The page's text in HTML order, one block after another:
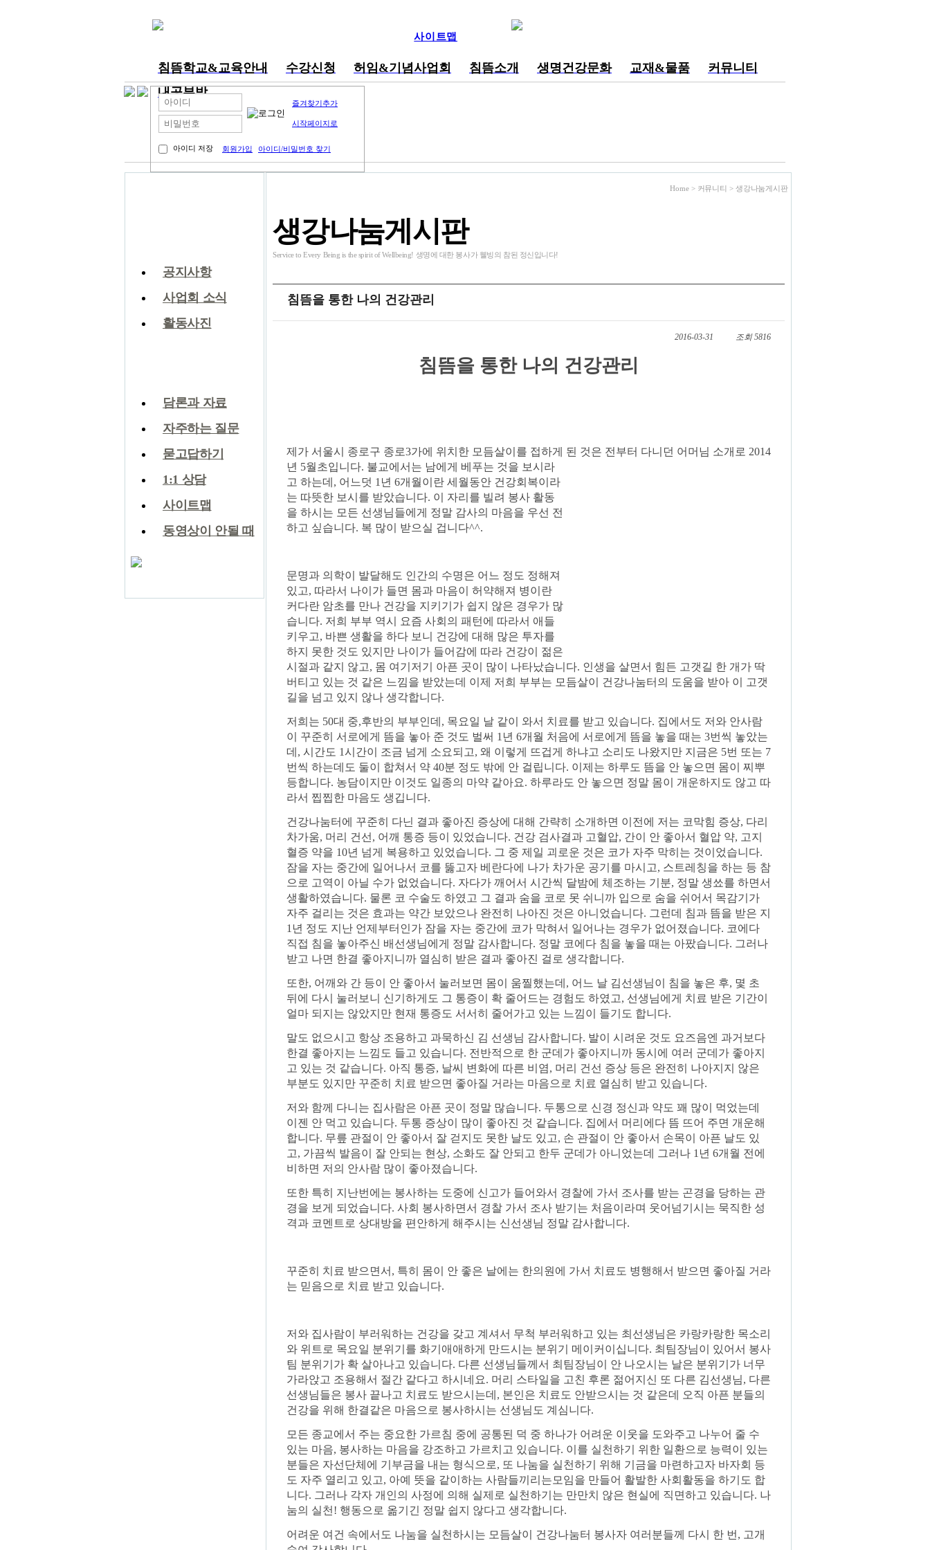
사이트맵
침뜸학교&교육안내 수강신청 허임&기념사업회 침뜸소개 생명건강문화 교재&물품
커뮤니티
내공부방
즐겨찾기추가
시작페이지로
아이디 저장 회원가입 아이디/비밀번호 찾기
공지사항
사업회 소식
활동사진
담론과 자료
자주하는 질문
묻고답하기
1:1 상담
사이트맵
동영상이 안될 때
생강나눔게시판
Service to Every Being is the spirit of Wellbeing! 생명에 대한 봉사가 웰빙의 참된 정신입니다!
Home > 커뮤니티 > 생강나눔게시판
침뜸을 통한 나의 건강관리
2016-03-31 조회 5816
침뜸을 통한 나의 건강관리
제가 서울시 종로구 종로3가에 위치한 모듬살이를 접하게 된 것은 전부터 다니던 어머님 소개로 2014
년 5월초입니다. 불교에서는 남에게 베푸는 것을 보시라
고 하는데, 어느덧 1년 6개월이란 세월동안 건강회복이라
는 따뜻한 보시를 받았습니다. 이 자리를 빌려 봉사 활동
을 하시는 모든 선생님들에게 정말 감사의 마음을 우선 전
하고 싶습니다. 복 많이 받으실 겁니다^^.
문명과 의학이 발달해도 인간의 수명은 어느 정도 정해져
있고, 따라서 나이가 들면 몸과 마음이 허약해져 병이란
커다란 암초를 만나 건강을 지키기가 쉽지 않은 경우가 많
습니다. 저희 부부 역시 요즘 사회의 패턴에 따라서 애들
키우고, 바쁜 생활을 하다 보니 건강에 대해 많은 투자를
하지 못한 것도 있지만 나이가 들어감에 따라 건강이 젊은
시절과 같지 않고, 몸 여기저기 아픈 곳이 많이 나타났습니다. 인생을 살면서 힘든 고갯길 한 개가 딱
버티고 있는 것 같은 느낌을 받았는데 이제 저희 부부는 모듬살이 건강나눔터의 도움을 받아 이 고갯
길을 넘고 있지 않나 생각합니다.
저희는 50대 중,후반의 부부인데, 목요일 날 같이 와서 치료를 받고 있습니다. 집에서도 저와 안사람
이 꾸준히 서로에게 뜸을 놓아 준 것도 벌써 1년 6개월 처음에 서로에게 뜸을 놓을 때는 3번씩 놓았는
데, 시간도 1시간이 조금 넘게 소요되고, 왜 이렇게 뜨겁게 하냐고 소리도 나왔지만 지금은 5번 또는 7
번씩 하는데도 둘이 합쳐서 약 40분 정도 밖에 안 걸립니다. 이제는 하루도 뜸을 안 놓으면 몸이 찌뿌
등합니다. 농담이지만 이것도 일종의 마약 같아요. 하루라도 안 놓으면 정말 몸이 개운하지도 않고 따
라서 찝찝한 마음도 생깁니다.
건강나눔터에 꾸준히 다닌 결과 좋아진 증상에 대해 간략히 소개하면 이전에 저는 코막힘 증상, 다리
차가움, 머리 건선, 어깨 통증 등이 있었습니다. 건강 검사결과 고혈압, 간이 안 좋아서 혈압 약, 고지
혈증 약을 10년 넘게 복용하고 있었습니다. 그 중 제일 괴로운 것은 코가 자주 막히는 것이었습니다.
잠을 자는 중간에 일어나서 코를 뚫고자 베란다에 나가 차가운 공기를 마시고, 스트레칭을 하는 등 참
으로 고역이 아닐 수가 없었습니다. 자다가 깨어서 시간씩 달밤에 체조하는 기분, 정말 생쑈를 하면서
생활하였습니다. 물론 코 수술도 하였고 그 결과 숨을 코로 못 쉬니까 입으로 숨을 쉬어서 목감기가
자주 걸리는 것은 효과는 약간 보았으나 완전히 나아진 것은 아니었습니다. 그런데 침과 뜸을 받은 지
1년 정도 지난 언제부터인가 잠을 자는 중간에 코가 막혀서 일어나는 경우가 없어졌습니다. 코에다
직접 침을 놓아주신 배선생님에게 정말 감사합니다. 정말 코에다 침을 놓을 때는 아팠습니다. 그러나
받고 나면 한결 좋아지니까 열심히 받은 결과 좋아진 걸로 생각합니다.
또한, 어깨와 간 등이 안 좋아서 눌러보면 몸이 움찔했는데, 어느 날 김선생님이 침을 놓은 후, 몇 초
뒤에 다시 눌러보니 신기하게도 그 통증이 확 줄어드는 경험도 하였고, 선생님에게 치료 받은 기간이
얼마 되지는 않았지만 현재 통증도 서서히 줄어가고 있는 느낌이 들기도 합니다.
말도 없으시고 항상 조용하고 과묵하신 김 선생님 감사합니다. 발이 시려운 것도 요즈음엔 과거보다
한결 좋아지는 느낌도 들고 있습니다. 전반적으로 한 군데가 좋아지니까 동시에 여러 군데가 좋아지
고 있는 것 같습니다. 아직 통증, 날씨 변화에 따른 비염, 머리 건선 증상 등은 완전히 나아지지 않은
부분도 있지만 꾸준히 치료 받으면 좋아질 거라는 마음으로 치료 열심히 받고 있습니다.
저와 함께 다니는 집사람은 아픈 곳이 정말 많습니다. 두통으로 신경 정신과 약도 꽤 많이 먹었는데
이젠 안 먹고 있습니다. 두통 증상이 많이 좋아진 것 같습니다. 집에서 머리에다 뜸 뜨어 주면 개운해
합니다. 무릎 관절이 안 좋아서 잘 걷지도 못한 날도 있고, 손 관절이 안 좋아서 손목이 아픈 날도 있
고, 가끔씩 발음이 잘 안되는 현상, 소화도 잘 안되고 한두 군데가 아니었는데 그러나 1년 6개월 전에
비하면 저의 안사람 많이 좋아졌습니다.
또한 특히 지난번에는 봉사하는 도중에 신고가 들어와서 경찰에 가서 조사를 받는 곤경을 당하는 관
경을 보게 되었습니다. 사회 봉사하면서 경찰 가서 조사 받기는 처음이라며 웃어넘기시는 묵직한 성
격과 코멘트로 상대방을 편안하게 해주시는 신선생님 정말 감사합니다.
꾸준히 치료 받으면서, 특히 몸이 안 좋은 날에는 한의원에 가서 치료도 병행해서 받으면 좋아질 거라
는 믿음으로 치료 받고 있습니다.
저와 집사람이 부러워하는 건강을 갖고 계셔서 무척 부러워하고 있는 최선생님은 카랑카랑한 목소리
와 위트로 목요일 분위기를 화기애애하게 만드시는 분위기 메이커이십니다. 최팀장님이 있어서 봉사
팀 분위기가 확 살아나고 있습니다. 다른 선생님들께서 최팀장님이 안 나오시는 날은 분위기가 너무
가라앉고 조용해서 절간 같다고 하시네요. 머리 스타일을 고친 후론 젊어지신 또 다른 김선생님, 다른
선생님들은 봉사 끝나고 치료도 받으시는데, 본인은 치료도 안받으시는 것 같은데 오직 아픈 분들의
건강을 위해 한결같은 마음으로 봉사하시는 선생님도 계심니다.
모든 종교에서 주는 중요한 가르침 중에 공통된 덕 중 하나가 어려운 이웃을 도와주고 나누어 줄 수
있는 마음, 봉사하는 마음을 강조하고 가르치고 있습니다. 이를 실천하기 위한 일환으로 능력이 있는
분들은 자선단체에 기부금을 내는 형식으로, 또 나눔을 실천하기 위해 기금을 마련하고자 바자회 등
도 자주 열리고 있고, 아예 뜻을 같이하는 사람들끼리는모임을 만들어 활발한 사회활동을 하기도 합
니다. 그러나 각자 개인의 사정에 의해 실제로 실천하기는 만만치 않은 현실에 직면하고 있습니다. 나
눔의 실천! 행동으로 옮기긴 정말 쉽지 않다고 생각합니다.
어려운 여건 속에서도 나눔을 실천하시는 모듬살이 건강나눔터 봉사자 여러분들께 다시 한 번, 고개